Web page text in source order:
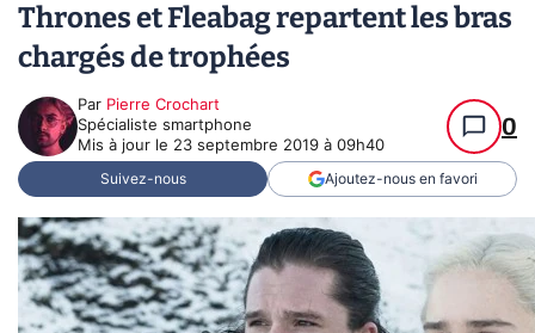
Thrones et Fleabag repartent les bras
chargés de trophées
Par Pierre Crochart
Spécialiste smartphone
Mis à jour le 23 septembre 2019 à 09h40
0
Suivez-nous Ajoutez-nous en favori